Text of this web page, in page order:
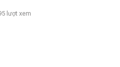
lượt xem